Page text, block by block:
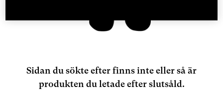
Sidan du sökte efter finns inte eller så är
produkten du letade efter slutsåld.